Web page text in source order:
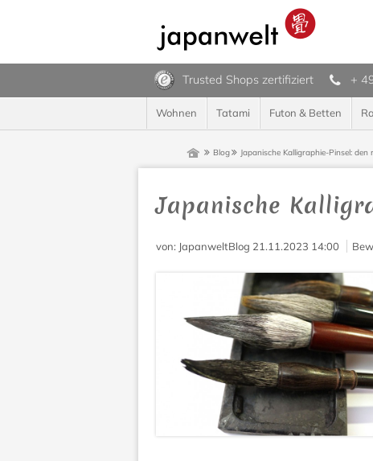
Trusted Shops zertifiziert +
Wohnen Tatami Futon & Betten
Blog Japanische Kalligraphie-Pinsel:
Japanische
von: JapanweltBlog 21.11.2023 14:00